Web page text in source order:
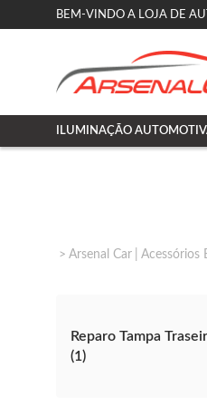
BEM-VINDO A LOJA DE
ILUMINAÇÃO
Arsenal Car Acessórios
Reparo Tampa
(1)